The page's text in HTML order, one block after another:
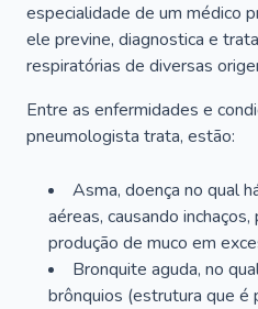
especialidade de um médico
ele previne, diagnostica e
respiratórias de diversas
Entre as enfermidades e
pneumologista trata, estão:
Asma, doença no qual
aéreas, causando
produção de muco em
Bronquite aguda, no
brônquios (estrutura que é